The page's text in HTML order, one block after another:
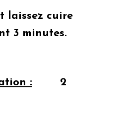
laissez cuire
3 minutes.
: 2